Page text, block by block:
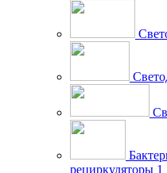
рециркуляторы 1